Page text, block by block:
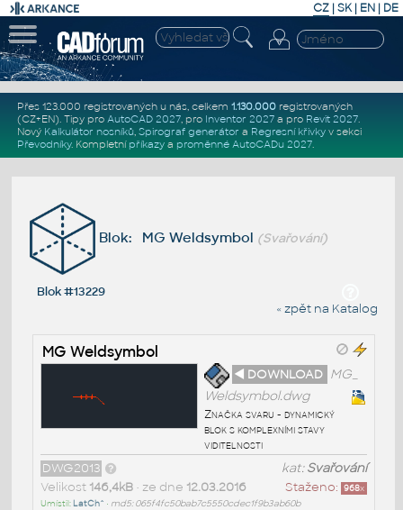
CZ | SK| EN | DE
Přes 123.000 registrovaných u nás, celkem 1.130.000registrovaných
(CZ+EN). Tipy pro AutoCAD 2027, pro Inventor 2027a pro Revit 2027.
Nový Kalkulátor nosníků, Spirograf generátor a Regresní křivkyv sekci
Převodníky. Kompletní příkazya proměnné AutoCADu 2027.
Blok: MG Weldsymbol (Svařování)
Blok #13229
« zpět na Katalog
MG Weldsymbol
◄ DOWNLOAD MG_
Weldsymbol.dwg
Značka svaru - dynamický
blok s komplexními stavy
viditelnosti
kat:Svařování
DWG2013
Staženo: 968x
Velikost 146,4kB• ze dne 12.03.2016
Umístil: LatCh^ • md5: 065f4fc50bab7c5550cdec1f9b3ab60b